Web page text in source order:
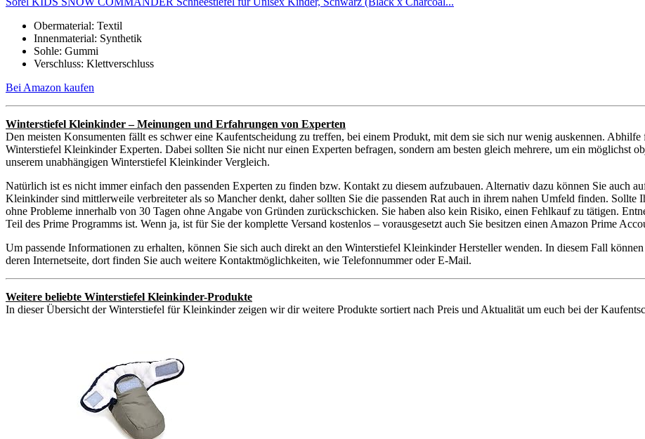
Obermaterial: Textil
Innenmaterial: Synthetik
Sohle: Gummi
Verschluss: Klettverschluss
Bei Amazon kaufen
Winterstiefel Kleinkinder – Meinungen und Erfahrungen von Experten
Den meisten Konsumenten fällt es schwer eine Kaufentscheidung zu treffen, bei einem Produkt, mit dem sie sich nur wenig auskennen.
Winterstiefel Kleinkinder Experten. Dabei sollten Sie nicht nur einen Experten befragen, sondern am besten gleich mehrere, um ein möglichst
unserem unabhängigen Winterstiefel Kleinkinder Vergleich.
Natürlich ist es nicht immer einfach den passenden Experten zu finden bzw. Kontakt zu diesem aufzubauen. Alternativ dazu können Sie auch
Kleinkinder sind mittlerweile verbreiteter als so Mancher denkt, daher sollten Sie die passenden Rat auch in ihrem nahen Umfeld finden. Sollte
ohne Probleme innerhalb von 30 Tagen ohne Angabe von Gründen zurückschicken. Sie haben also kein Risiko, einen Fehlkauf zu tätigen.
Teil des Prime Programms ist. Wenn ja, ist für Sie der komplette Versand kostenlos – vorausgesetzt auch Sie besitzen einen Amazon Prime
Um passende Informationen zu erhalten, können Sie sich auch direkt an den Winterstiefel Kleinkinder Hersteller wenden. In diesem Fall
deren Internetseite, dort finden Sie auch weitere Kontaktmöglichkeiten, wie Telefonnummer oder E-Mail.
Weitere beliebte Winterstiefel Kleinkinder-Produkte
In dieser Übersicht der Winterstiefel für Kleinkinder zeigen wir dir weitere Produkte sortiert nach Preis und Aktualität um euch bei der